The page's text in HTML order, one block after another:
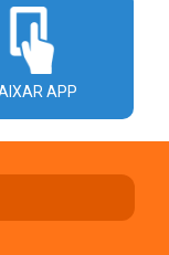
APP